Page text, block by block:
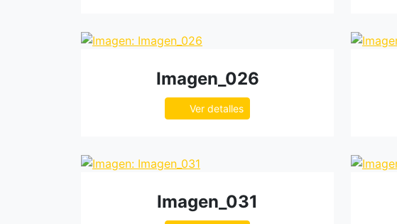
Imagen_026
Ver detalles
Imagen_031